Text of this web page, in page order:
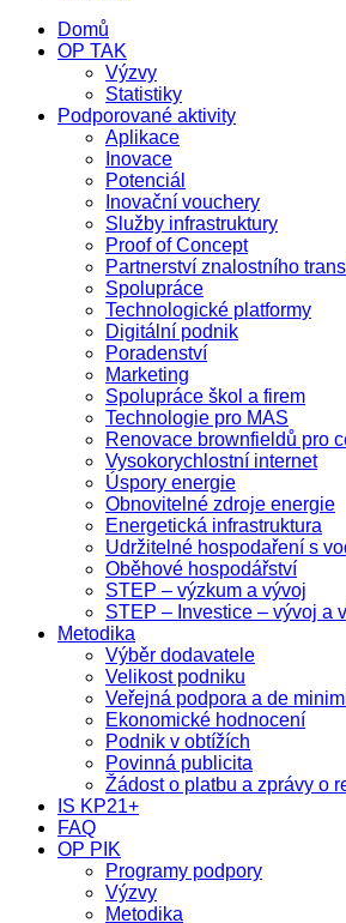
Domů
OP TAK
Výzvy
Statistiky
Podporované aktivity
Aplikace
Inovace
Potenciál
Inovační vouchery
Služby infrastruktury
Proof of Concept
Partnerství znalostního
Spolupráce
Technologické platformy
Digitální podnik
Poradenství
Marketing
Spolupráce škol a firem
Technologie pro MAS
Renovace brownfieldů pro
Vysokorychlostní internet
Úspory energie
Obnovitelné zdroje energie
Energetická infrastruktura
Udržitelné hospodaření s
Oběhové hospodářství
STEP – výzkum a vývoj
STEP – Investice – vývoj a
Metodika
Výběr dodavatele
Velikost podniku
Veřejná podpora a de
Ekonomické hodnocení
Podnik v obtížích
Povinná publicita
Žádost o platbu a zprávy o
IS KP21+
FAQ
OP PIK
Programy podpory
Výzvy
Metodika